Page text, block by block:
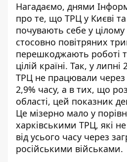
Нагадаємо, днями
про те, що ТРЦ у Києві та
почувають себе у
стосовно повітряних
перешкоджають роботі
цілій країні. Так, у липні
ТРЦ не працювали
2,9% часу, а в тих, що
області, цей показник
Це мізерно мало у
харківськими ТРЦ, які
від усього часу через
російськими військами.